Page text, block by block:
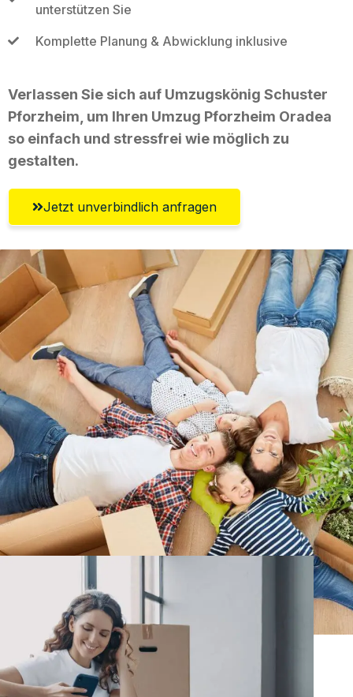
unterstützen Sie
Komplette Planung & Abwicklung inklusive
Verlassen Sie sich auf Umzugskönig Schuster
Pforzheim, um Ihren Umzug Pforzheim Oradea
so einfach und stressfrei wie möglich zu
gestalten.
Jetzt unverbindlich anfragen